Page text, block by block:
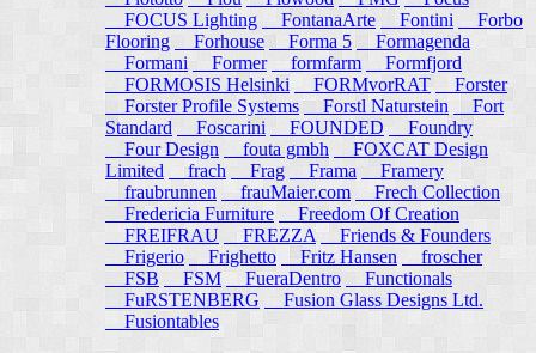
FOCUS Lighting
FontanaArte Fontini
Forbo
Flooring
Forhouse Forma 5
Formagenda
Formani
Former formfarm
Formfjord
FORMOSIS Helsinki
FORMvorRAT
Forster
Forster Profile Systems
Forstl Naturstein
Fort
Standard
Foscarini FOUNDED
Foundry
Four Design
fouta gmbh
FOXCAT Design
Limited
frach Frag Frama
Framery
fraubrunnen
frauMaier.com
Frech Collection
Fredericia Furniture
Freedom Of Creation
FREIFRAU
FREZZA
Friends & Founders
Frigerio
Frighetto Fritz Hansen
froscher
FSB
FSM FueraDentro
Functionals
FuRSTENBERG
Fusion Glass Designs Ltd.
Fusiontables